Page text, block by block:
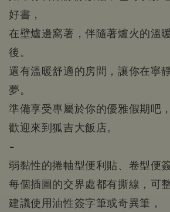
好書，
在壁爐邊窩著，伴隨著爐火的溫
後。
還有溫暖舒適的房間，讓你在寧
夢。
準備享受專屬於你的優雅假期吧，
歡迎來到狐吉大飯店。
-
弱黏性的捲軸型便利貼、卷型便
每個插圖的交界處都有撕線，可
建議使用油性簽字筆或奇異筆，